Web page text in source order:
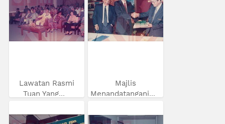
Lawatan Rasmi
Tuan Yang...
Majlis
Menandatangani...